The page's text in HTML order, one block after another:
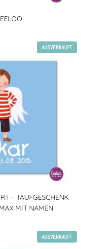
AUSVERKAUFT
– TAUFGESCHENK
MIT NAMEN
AUSVERKAUFT